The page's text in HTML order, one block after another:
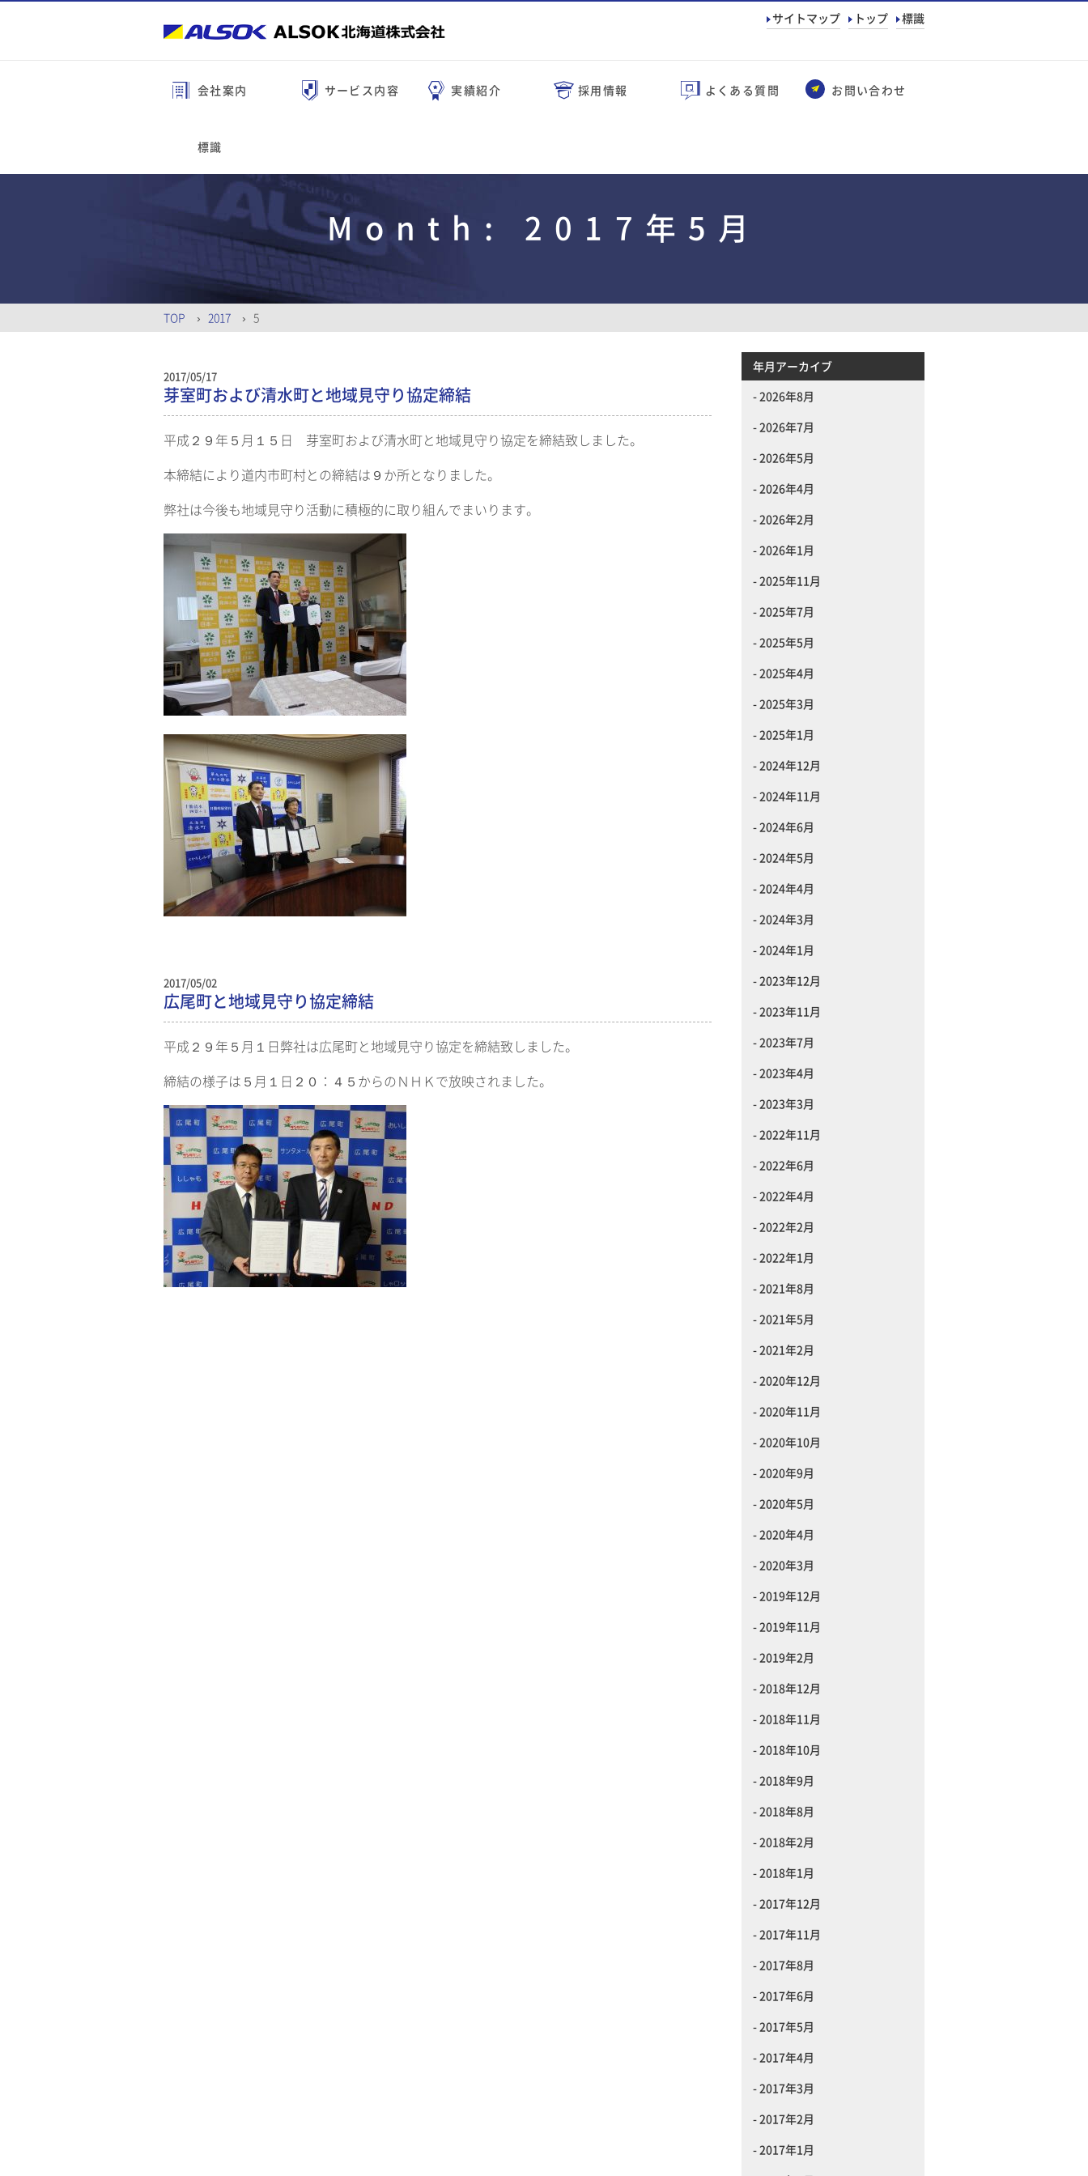
サイトマップ トップ 標識
会社案内 サービス内容 実績紹介 採用情報 よくある質問 お問い合わせ
標識
Month: 2017年5月
TOP 2017 5
2017/05/17
芽室町および清水町と地域見守り協定締結
平成２９年５月１５日 芽室町および清水町と地域見守り協定を締結致しました。
本締結により道内市町村との締結は９か所となりました。
弊社は今後も地域見守り活動に積極的に取り組んでまいります。
2017/05/02
広尾町と地域見守り協定締結
平成２９年５月１日弊社は広尾町と地域見守り協定を締結致しました。
締結の様子は５月１日２０：４５からのＮＨＫで放映されました。
年月アーカイブ
2026年8月
2026年7月
2026年5月
2026年4月
2026年2月
2026年1月
2025年11月
2025年7月
2025年5月
2025年4月
2025年3月
2025年1月
2024年12月
2024年11月
2024年6月
2024年5月
2024年4月
2024年3月
2024年1月
2023年12月
2023年11月
2023年7月
2023年4月
2023年3月
2022年11月
2022年6月
2022年4月
2022年2月
2022年1月
2021年8月
2021年5月
2021年2月
2020年12月
2020年11月
2020年10月
2020年9月
2020年5月
2020年4月
2020年3月
2019年12月
2019年11月
2019年2月
2018年12月
2018年11月
2018年10月
2018年9月
2018年8月
2018年2月
2018年1月
2017年12月
2017年11月
2017年8月
2017年6月
2017年5月
2017年4月
2017年3月
2017年2月
2017年1月